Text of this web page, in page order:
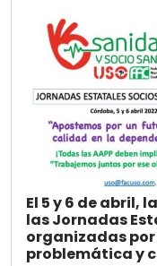
El 5 y 6 de abril,
las Jornadas
organizadas por
problemática y